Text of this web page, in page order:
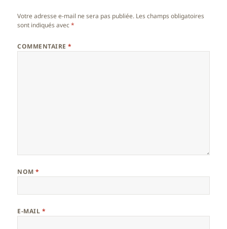
Votre adresse e-mail ne sera pas publiée. Les champs obligatoires
sont indiqués avec*
COMMENTAIRE*
NOM*
E-MAIL *